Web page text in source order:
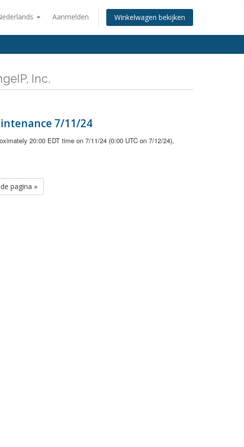
Aanmelden Winkelwagen bekijken
Inc.
7/11/24
20:00 EDT time on 7/11/24 (0:00 UTC on 7/12/24),
pagina »